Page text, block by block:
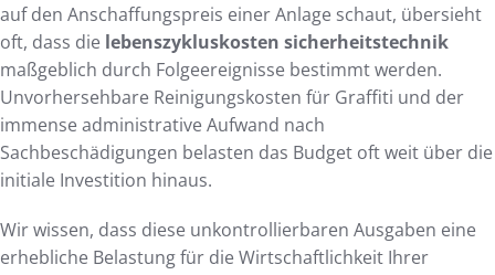
auf den Anschaffungspreis einer Anlage schaut, übersieht
oft, dass die lebenszykluskosten sicherheitstechnik
maßgeblich durch Folgeereignisse bestimmt werden.
Unvorhersehbare Reinigungskosten für Graffiti und der
immense administrative Aufwand nach
Sachbeschädigungen belasten das Budget oft weit über die
initiale Investition hinaus.
Wir wissen, dass diese unkontrollierbaren Ausgaben eine
erhebliche Belastung für die Wirtschaftlichkeit Ihrer